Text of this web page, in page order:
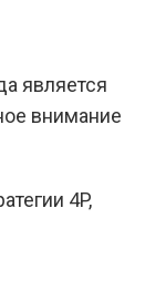
является
внимание
4P,